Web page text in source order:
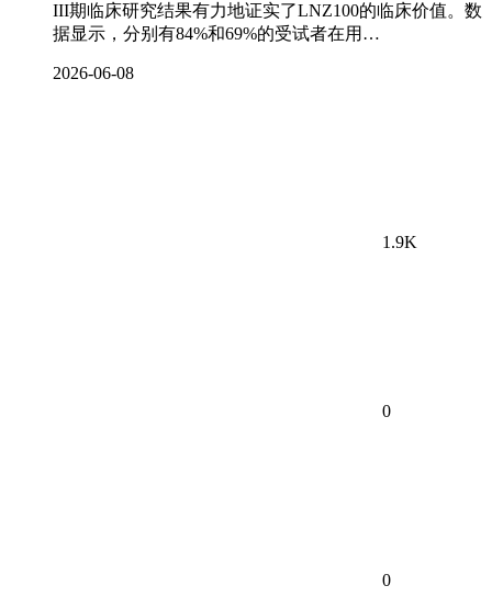
III期临床研究结果有力地证实了LNZ100的临床价值。数
据显示，分别有84%和69%的受试者在用…
2026-06-08
1.9K
0
0